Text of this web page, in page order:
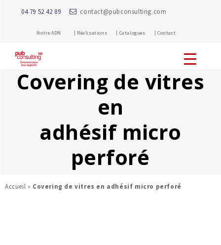
04 79 52 42 89 contact@pubconsulting.com
Notre ADN | Réalisations | Catalogues | Contact
Covering de vitres
en
adhésif micro
perforé
Accueil » Covering de vitres en adhésif micro perforé